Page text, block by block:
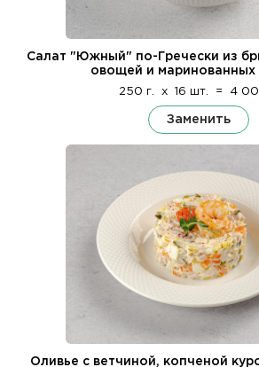
Салат "Южный" по-Гречески из
овощей и маринованных
250 г. x 16 шт. = 4
Заменить
Оливье с ветчиной, копченой